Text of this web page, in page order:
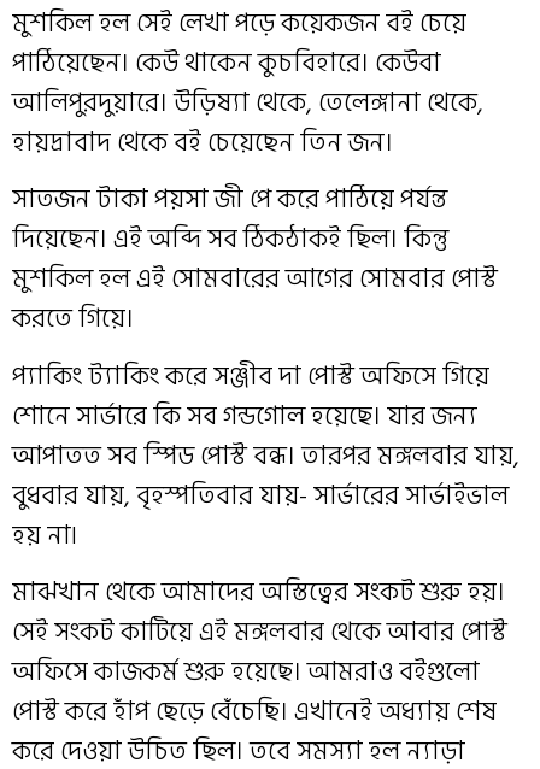
মুশকিল হল সেই লেখা পড়ে কয়েকজন বই চেয়ে
পাঠিয়েছেন। কেউ থাকেন কুচবিহারে। কেউবা
আলিপুরদুয়ারে। উড়িষ্যা থেকে, তেলেঙ্গানা থেকে,
হায়দ্রাবাদ থেকে বই চেয়েছেন তিন জন।
সাতজন টাকা পয়সা জী পে করে পাঠিয়ে পর্যন্ত
দিয়েছেন। এই অব্দি সব ঠিকঠাকই ছিল। কিন্তু
মুশকিল হল এই সোমবারের আগের সোমবার পোস্ট
করতে গিয়ে।
প্যাকিং ট্যাকিং করে সঞ্জীব দা পোস্ট অফিসে গিয়ে
শোনে সার্ভারে কি সব গন্ডগোল হয়েছে। যার জন্য
আপাতত সব স্পিড পোস্ট বন্ধ। তারপর মঙ্গলবার যায়,
বুধবার যায়, বৃহস্পতিবার যায়- সার্ভারের সার্ভাইভাল
হয় না৷
মাঝখান থেকে আমাদের অস্তিত্বের সংকট শুরু হয়।
সেই সংকট কাটিয়ে এই মঙ্গলবার থেকে আবার পোস্ট
অফিসে কাজকর্ম শুরু হয়েছে। আমরাও বইগুলো
পোস্ট করে হাঁপ ছেড়ে বেঁচেছি। এখানেই অধ্যায় শেষ
করে দেওয়া উচিত ছিল। তবে সমস্যা হল ন্যাড়া